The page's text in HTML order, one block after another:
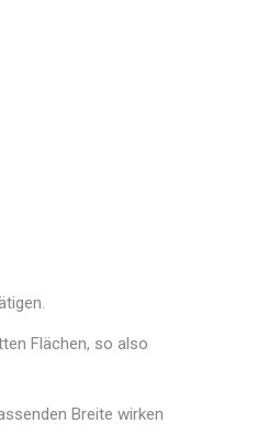
Flächen, so also
Breite wirken